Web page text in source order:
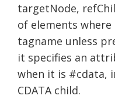
targetNode,
of elements
tagname unless
it specifies an
when it is #cdata,
CDATA child.